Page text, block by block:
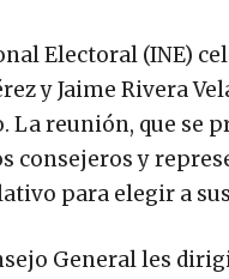
Electoral (INE)
y Jaime Rivera
La reunión, que se
consejeros y
para elegir a
General les